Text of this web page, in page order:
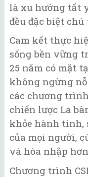
là xu hướng tất
đều đặc biệt chú
Cam kết thực
sống bền vững
25 năm có mặt
không ngừng
các chương
chiến lược La
khỏe hành tinh,
của mọi người,
và hòa nhập
Chương trình